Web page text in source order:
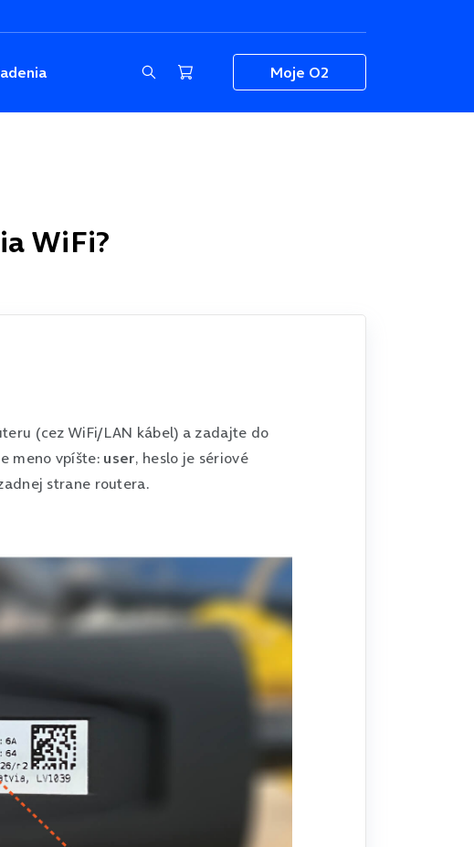
Moje O2
WiFi?
(cez WiFi/LAN kábel) a zadajte do
meno vpíšte: user, heslo je sériové
strane routera.